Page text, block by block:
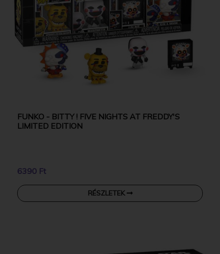
FUNKO - BITTY ! FIVE NIGHTS AT FREDDY'S
LIMITED EDITION
6390 Ft
RÉSZLETEK